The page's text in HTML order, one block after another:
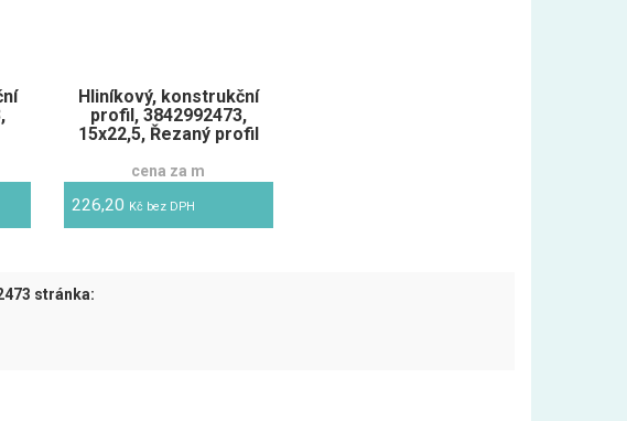
Hliníkový, konstrukční
profil, 3842992473,
15x22,5, Řezaný profil
cena za m
226,20 Kč bez DPH
stránka: